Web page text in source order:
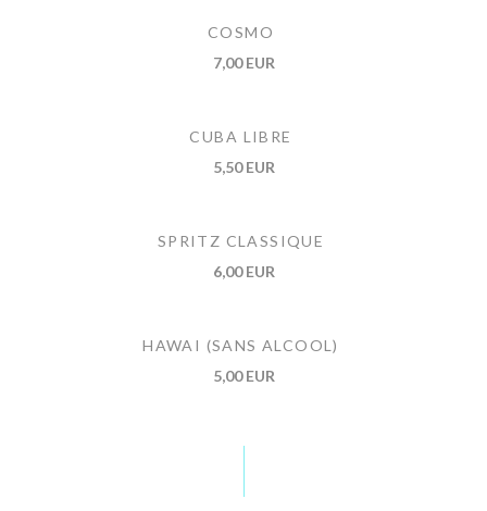
COSMO
7,00 EUR
CUBA LIBRE
5,50 EUR
SPRITZ CLASSIQUE
6,00 EUR
HAWAI (SANS ALCOOL)
5,00 EUR